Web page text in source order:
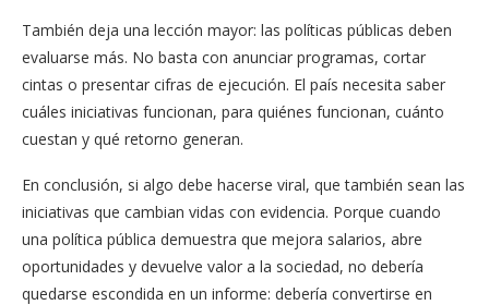
También deja una lección mayor: las políticas públicas deben
evaluarse más. No basta con anunciar programas, cortar
cintas o presentar cifras de ejecución. El país necesita saber
cuáles iniciativas funcionan, para quiénes funcionan, cuánto
cuestan y qué retorno generan.
En conclusión, si algo debe hacerse viral, que también sean las
iniciativas que cambian vidas con evidencia. Porque cuando
una política pública demuestra que mejora salarios, abre
oportunidades y devuelve valor a la sociedad, no debería
quedarse escondida en un informe: debería convertirse en